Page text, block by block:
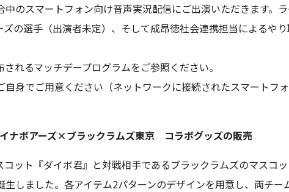
中のスマートフォン向け音声実況配信にご出演いただきます。
ズの選手（出演者未定）、そして成昂徳社会連携担当によるや
れるマッチデープログラムをご参照ください。
身でご用意ください（ネットワークに接続されたスマートフ
ナボアーズ×ブラックラムズ東京 コラボグッズの販売
コット『ダイボ君』と対戦相手であるブラックラムズのマスコ
生しました。各アイテム2パターンのデザインを用意し、両チー